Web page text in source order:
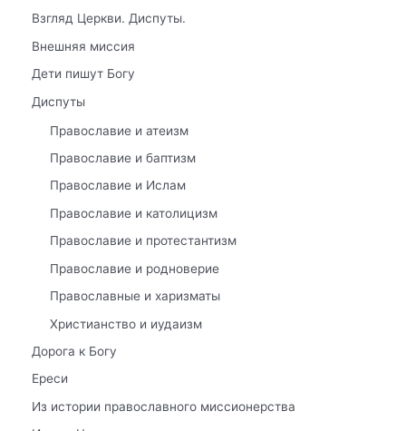
Взгляд Церкви. Диспуты.
Внешняя миссия
Дети пишут Богу
Диспуты
Православие и атеизм
Православие и баптизм
Православие и Ислам
Православие и католицизм
Православие и протестантизм
Православие и родноверие
Православные и харизматы
Христианство и иудаизм
Дорога к Богу
Ереси
Из истории православного миссионерства